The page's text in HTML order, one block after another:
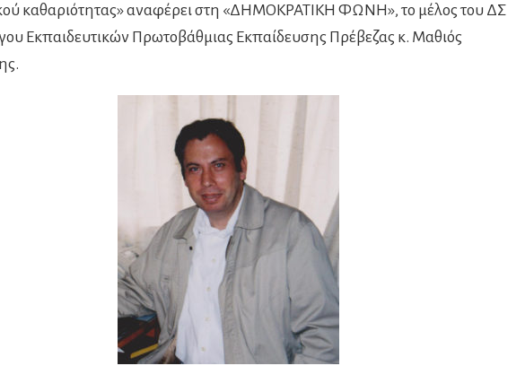
καθαριότητας» αναφέρει στη «ΔΗΜΟΚΡΑΤΙΚΗ ΦΩΝΗ», το μέλος του ΔΣ
Εκπαιδευτικών Πρωτοβάθμιας Εκπαίδευσης Πρέβεζας κ. Μαθιός